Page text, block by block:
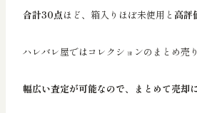
合計30点ほど、箱入りほぼ未使用と 高評
ハレバレ屋ではコレクションのまとめ売
幅広い査定が可能なので、まとめて売却